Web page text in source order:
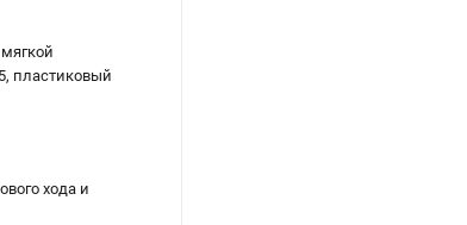
пластиковый
хода и